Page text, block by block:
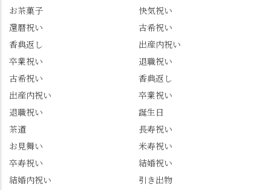
グルメをメインに発
信。お店選びの参考な
どにご利用いただける
の情報を詳しく知りた
い人は、下記アカウン
トもあわせてチェック
@sense_nagaokakyo 長岡
京市観光協会
@nagaokakyo_tourism ふ
で🎁最後の最後まで"お
もてなし"の心を教えて
いただきました。 プロ
ドライバーならではの
情、お客様を飽きさせ
ない語り口…。楽しみ
ながら学びっぱなしの
のガイド活動にしっか
り活かしていきます💪
西山、ほんまにええと
こです。次はあなたを
お茶菓子
快気祝い
還暦祝い
古希祝い
香典返し
出産内祝い
卒業祝い
退職祝い
古希祝い
香典返し
出産内祝い
卒業祝い
退職祝い
誕生日
茶道
長寿祝い
お見舞い
米寿祝い
卒寿祝い
結婚祝い
結婚内祝い
引き出物